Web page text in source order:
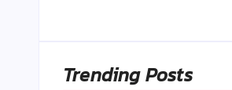
Trending Posts